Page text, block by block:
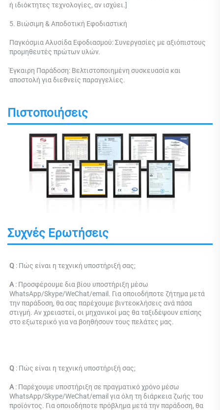
ή ιδιόκτητες τεχνολογίες, αν ισχύει.]
5. Βιώσιμη & Αποδοτική Εφοδιαστική
Παγκόσμια Αλυσίδα Εφοδιασμού: Συνεργασίες με αξιόπιστους
προμηθευτές πρώτων υλών.
Έγκαιρη Παράδοση: Βελτιστοποιημένη συσκευασία και
αποστολή για διεθνείς παραγγελίες.
Πιστοποιήσεις
Συχνές Ερωτήσεις
Q : Πώς είναι η τεχνική υποστήριξή σας;
Α : Προσφέρουμε δια βίου υποστήριξη μέσω
WhatsApp/Skype/WeChat/email. Για οποιοδήποτε ζήτημα μετά
την παράδοση, θα σας παρέχουμε βιντεοκλήσεις ανά πάσα
στιγμή. Αν χρειαστεί, οι μηχανικοί μας θα ταξιδέψουν επίσης
στο εξωτερικό για να βοηθήσουν τους πελάτες μας.
Q : Πώς είναι η τεχνική υποστήριξή σας;
Α : Παρέχουμε υποστήριξη σε πραγματικό χρόνο μέσω
WhatsApp/Skype/WeChat/email για όλη τη διάρκεια ζωής του
προϊόντος. Για οποιοδήποτε πρόβλημα μετά την παράδοση, θα